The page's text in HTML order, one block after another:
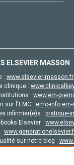
ELSEVIER MASSON
: www.elsevier-masson.fr
clinique :
: www.em-
sur l'EMC : emc-
infirmier(e)s : pratique-
Elsevier :
sur notre blog :